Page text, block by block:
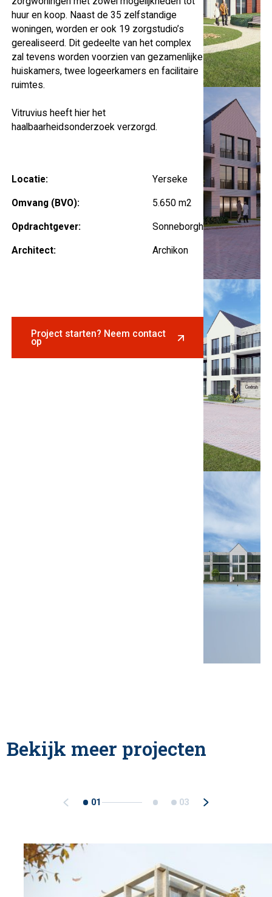
huur en koop. Naast de 35 zelfstandige
woningen, worden er ook 19 zorgstudio’s
gerealiseerd. Dit gedeelte van het complex
zal tevens worden voorzien van gezamenlijke
huiskamers, twee logeerkamers en facilitaire
ruimtes.
Vitruvius heeft hier het
haalbaarheidsonderzoek verzorgd.
Locatie: Yerseke
Omvang (BVO): 5.650 m2
Opdrachtgever: Sonneborgh
Architect: Archikon
Project starten? Neem contact
op
Bekijk meer projecten
01 03